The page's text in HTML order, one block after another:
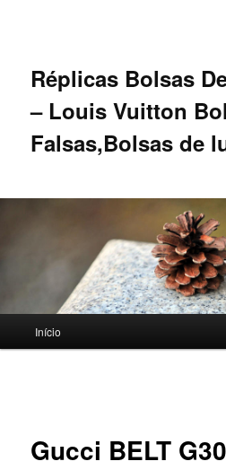
primárioRéplicas Bolsas
– Louis Vuitton
Falsas,Bolsas de
principal
Início
Gucci BELT